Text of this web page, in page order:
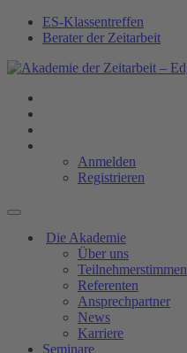
ES-Klassentreffen
Berater der Zeitarbeit
Anmelden
Registrieren
Die Akademie
Über uns
Teilnehmerstimmen
Referenten
Ansprechpartner
News
Karriere
Seminare